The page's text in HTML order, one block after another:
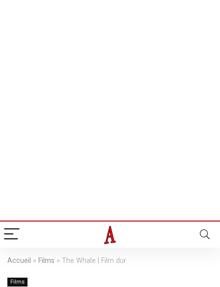
Accueil » Films » The Whale | Film dur
Films